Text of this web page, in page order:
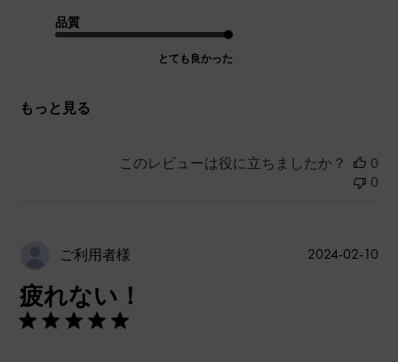
品質
とても良かった
もっと見る
このレビューは役に立ちましたか？
0
0
ご利用者様
疲れない！
公
2024-02-10